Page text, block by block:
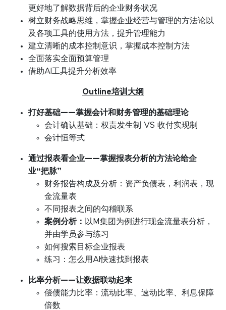
更好地了解数据背后的企业财务状况
树立财务战略思维，掌握企业经营与管理的方法论以
及各项工具的使用方法，提升管理能力
建立清晰的成本控制意识，掌握成本控制方法
全面落实全面预算管理
借助AI工具提升分析效率
Outline培训大纲
打好基础——掌握会计和财务管理的基础理论
会计确认基础：权责发生制 VS 收付实现制
会计恒等式
通过报表看企业——掌握报表分析的方法论给企
业“把脉”
财务报告构成及分析：资产负债表，利润表，现
金流量表
不同报表之间的勾稽联系
案例分析： 以M集团为例进行现金流量表分析，
并由学员参与练习
如何搜索目标企业报表
练习：怎么用AI快速找到报表
比率分析——让数据联动起来
偿债能力比率：流动比率、速动比率、利息保障
倍数